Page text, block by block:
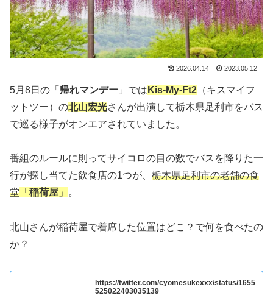
2026.04.14 2023.05.12
5月8日の「 帰れマンデー 」では Kis-My-Ft2 （キスマイフ
ットツー）の北山宏光さんが出演して栃木県足利市をバス
で巡る様子がオンエアされていました。
番組のルールに則ってサイコロの目の数でバスを降りた一
行が探し当てた飲食店の1つが、 栃木県足利市の老舗の食
堂 「 稲荷屋 」 。
北山さんが稲荷屋で着席した位置はどこ？で何を食べたの
か？
https://twitter.com/cyomesukexxx/status/1655
525022403035139